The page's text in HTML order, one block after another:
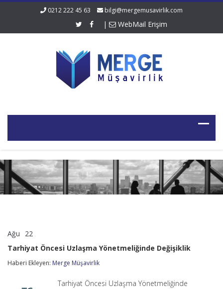
0212 222 45 63 bilgi@mergemusavirlik.com
| WebMail Erişim
Ağu 22
Uzlaşma
Yönetmeliğinde
Değişiklik
Tarhiyat Öncesi Uzlaşma Yönetmeliğinde Değişiklik
Haberi Ekleyen: Merge Müşavirlik
Tarhiyat Öncesi Uzlaşma Yönetmeliğinde